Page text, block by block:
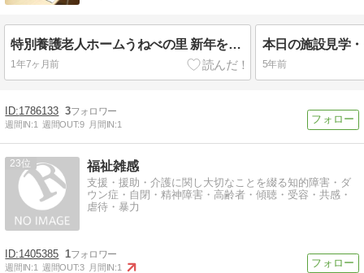
特別養護老人ホームうねべの里 新年をお迎え
1年7ヶ月前 5年前
1786133 3
週間IN:1 週間OUT:9 月間IN:1
23 福祉雑感
支援・援助・介護に関し大切なことを綴る知的障害・ダ
ウン症・自閉・精神障害・高齢者・傾聴・受容・共感・
虐待・暴力
1405385 1
週間IN:1 週間OUT:3 月間IN:1